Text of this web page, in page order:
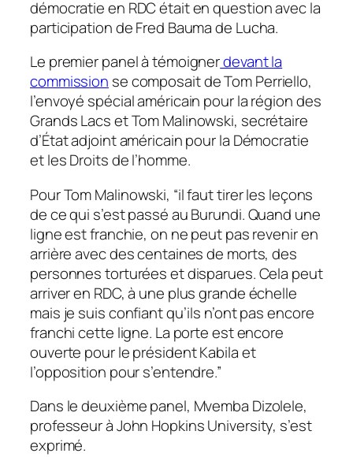
démocratie en RDC était en question avec la
participation de Fred Bauma de Lucha.
Le premier panel à témoignerdevant la
commission se composait de Tom Perriello,
l’envoyé spécial américain pour la région des
Grands Lacs et Tom Malinowski, secrétaire
d’État adjoint américain pour la Démocratie
et les Droits de l’homme.
Pour Tom Malinowski, “il faut tirer les leçons
de ce qui s’est passé au Burundi. Quand une
ligne est franchie, on ne peut pas revenir en
arrière avec des centaines de morts, des
personnes torturées et disparues. Cela peut
arriver en RDC, à une plus grande échelle
mais je suis confiant qu’ils n’ont pas encore
franchi cette ligne. La porte est encore
ouverte pour le président Kabila et
l’opposition pour s’entendre.”
Dans le deuxième panel, Mvemba Dizolele,
professeur à John Hopkins University, s’est
exprimé.